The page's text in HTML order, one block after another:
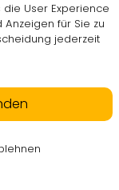
User Experience
für Sie zu
jederzeit